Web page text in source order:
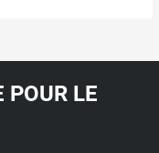
POUR LE